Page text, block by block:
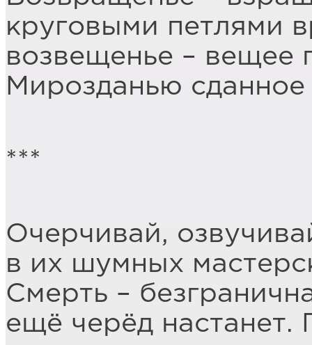
круговыми петлями
возвещенье – вещее
Мирозданью сданное
***
Очерчивай,
в их шумных
Смерть –
ещё черёд настанет.